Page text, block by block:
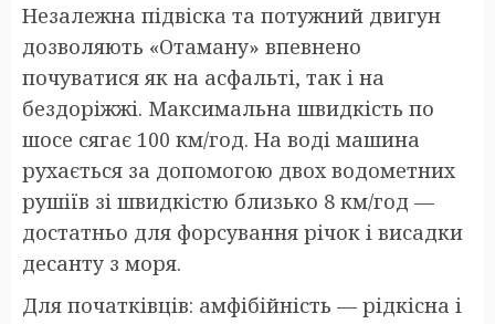
Незалежна підвіска та потужний двигун
дозволяють «Отаману» впевнено
почуватися як на асфальті, так і на
бездоріжжі. Максимальна швидкість по
шосе сягає 100 км/год. На воді машина
рухається за допомогою двох водометних
рушіїв зі швидкістю близько 8 км/год —
достатньо для форсування річок і висадки
десанту з моря.
Для початківців: амфібійність — рідкісна і